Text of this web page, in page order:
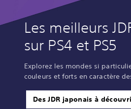
Les meilleurs
sur PS4 et PS5
Explorez les mondes si
couleurs et forts en caractère
Des JDR japonais à